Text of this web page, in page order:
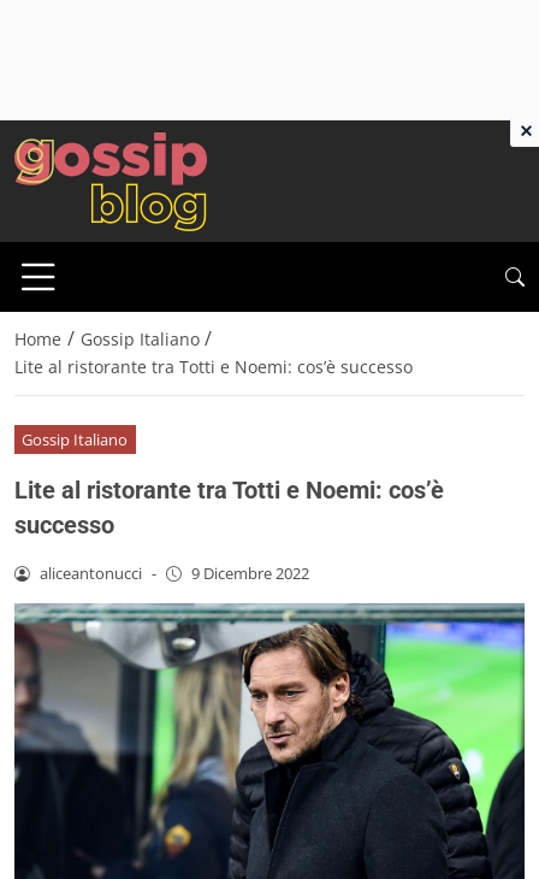
Home / Gossip Italiano /
Lite al ristorante tra Totti e Noemi: cos’è successo
Gossip Italiano
Lite al ristorante tra Totti e Noemi: cos’è
successo
aliceantonucci - 9 Dicembre 2022
×